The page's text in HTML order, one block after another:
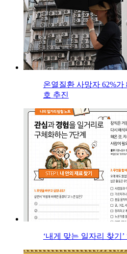
온열질환 사망자 62%
호 추진
‘내게 맞는 일자리 찾기